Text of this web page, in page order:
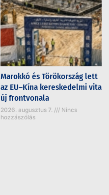
Marokkó és Törökország lett
az EU–Kína kereskedelmi vita
új frontvonala
2026. augusztus 7.
Nincs
hozzászólás